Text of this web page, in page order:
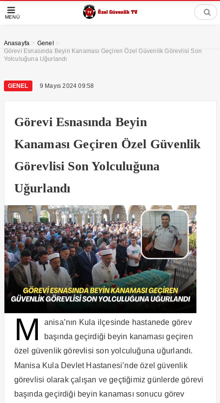
MENÜ
Anasayfa > Genel >
Görevi Esnasında Beyin Kanaması Geçiren Özel Güvenlik Görevlisi Son
Yolculuğuna Uğurlandı
GENEL 9 Mayıs 2024 09:58
Görevi Esnasında Beyin
Kanaması Geçiren Özel Güvenlik
Görevlisi Son Yolculuğuna
Uğurlandı
M
anisa’nın Kula ilçesinde hastanede görev
başında geçirdiği beyin kanaması geçiren
özel güvenlik görevlisi son yolculuğuna uğurlandı.
Manisa Kula Devlet Hastanesi’ndeözel güvenlik
görevlisi olarak çalışan ve geçtiğimiz günlerde görevi
başında geçirdiği beyin kanaması sonucu görev